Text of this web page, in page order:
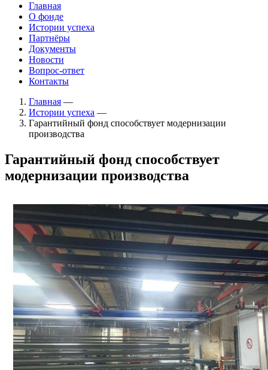
Главная
О фонде
Истории успеха
Партнёры
Документы
Новости
Вопрос-ответ
Контакты
Главная —
Истории успеха —
Гарантийный фонд способствует модернизации
производства
Гарантийный фонд способствует
модернизации производства